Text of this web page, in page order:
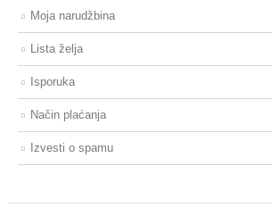
Moja narudžbina
Lista želja
Isporuka
Način plaćanja
Izvesti o spamu